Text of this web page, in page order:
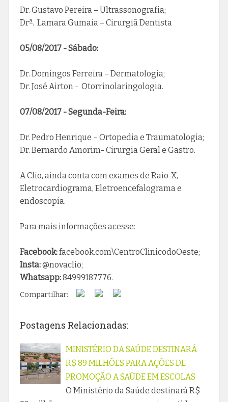
Dr. Gustavo Pereira – Ultrassonografia;
Drª. Lamara Gumaia – Cirurgiã Dentista
05/08/2017 - Sábado:
Dr. Domingos Ferreira – Dermatologia;
Dr. José Airton - Otorrinolaringologia.
07/08/2017 - Segunda-Feira:
Dr. Pedro Henrique – Ortopedia e Traumatologia;
Dr. Bernardo Amorim- Cirurgia Geral e Gastro.
A Clio, ainda conta com exames de Raio-X,
Eletrocardiograma, Eletroencefalograma e
endoscopia.
Para mais informações acesse:
Facebook:facebook.com\CentroClinicodoOeste;
Insta:@novaclio;
Whatsapp:84999187776.
Compartilhar:
Postagens Relacionadas:
MINISTÉRIO DA SAÚDE DESTINARÁ
R$ 89 MILHÕES PARA AÇÕES DE
PROMOÇÃO A SAÚDE EM ESCOLAS
O Ministério da Saúde destinará R$